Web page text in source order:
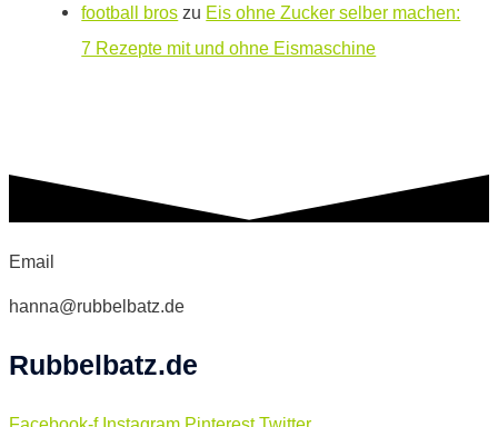
football bros zu Eis ohne Zucker selber machen:
7 Rezepte mit und ohne Eismaschine
Email
hanna@rubbelbatz.de
Rubbelbatz.de